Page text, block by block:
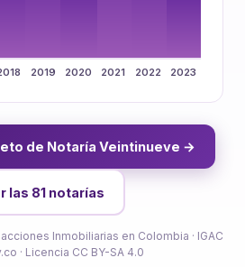
2019 2020 2021 2022 2023
de Notaría Veintinueve →
las 81 notarías
Inmobiliarias en Colombia · IGAC
· Licencia CC BY-SA 4.0